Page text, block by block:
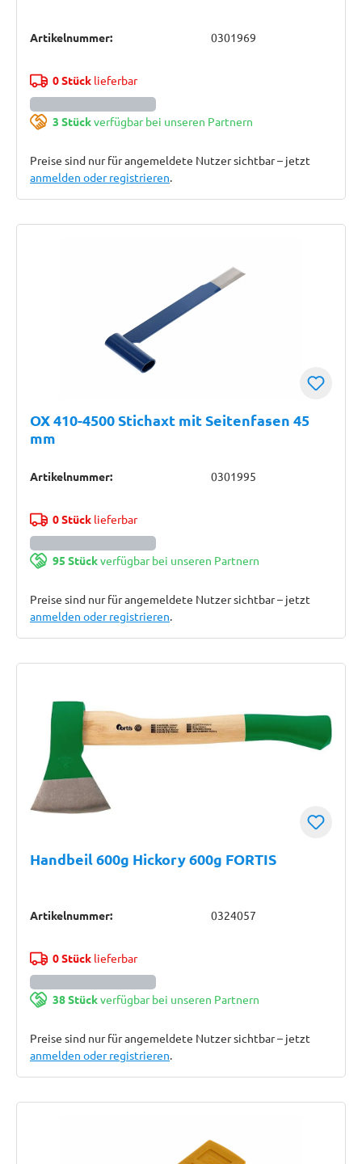
Artikelnummer: 0301969
0 Stücklieferbar
3 Stückverfügbar bei unseren Partnern
Preise sind nur für angemeldete Nutzer sichtbar – jetzt
anmelden oder registrieren.
OX 410-4500 Stichaxt mit Seitenfasen 45
mm
Artikelnummer: 0301995
0 Stücklieferbar
95 Stückverfügbar bei unseren Partnern
Preise sind nur für angemeldete Nutzer sichtbar – jetzt
anmelden oder registrieren.
Handbeil 600g Hickory 600g FORTIS
Artikelnummer: 0324057
0 Stücklieferbar
38 Stückverfügbar bei unseren Partnern
Preise sind nur für angemeldete Nutzer sichtbar – jetzt
anmelden oder registrieren.